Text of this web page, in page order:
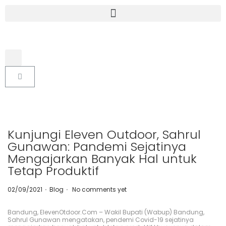
Kunjungi Eleven Outdoor, Sahrul
Gunawan: Pandemi Sejatinya
Mengajarkan Banyak Hal untuk
Tetap Produktif
P
t
e
02/09/2021 . P
t
e
Blog . No comments yet
Bandung, ElevenOtdoor.Com – Wakil Bupati (Wabup) Bandung,
Sahrul Gunawan mengatakan, pendemi Covid-19 sejatinya